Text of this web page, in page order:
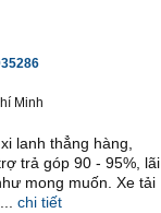
Minh
lanh thẳng hàng,
trả góp 90 - 95%, lãi
mong muốn. Xe tải
chi tiết